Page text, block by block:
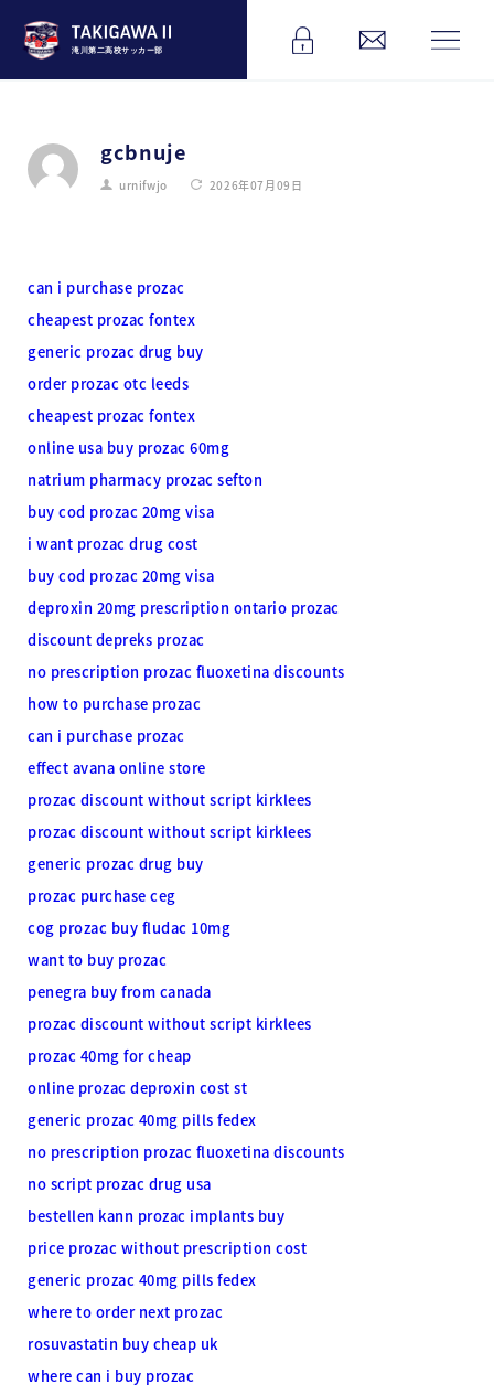
滝川第二高校サッカー部
gcbnuje
urnifwjo 2026年07月09日
can i purchase prozac
cheapest prozac fontex
generic prozac drug buy
order prozac otc leeds
cheapest prozac fontex
online usa buy prozac 60mg
natrium pharmacy prozac sefton
buy cod prozac 20mg visa
i want prozac drug cost
buy cod prozac 20mg visa
deproxin 20mg prescription ontario prozac
discount depreks prozac
no prescription prozac fluoxetina discounts
how to purchase prozac
can i purchase prozac
effect avana online store
prozac discount without script kirklees
prozac discount without script kirklees
generic prozac drug buy
prozac purchase ceg
cog prozac buy fludac 10mg
want to buy prozac
penegra buy from canada
prozac discount without script kirklees
prozac 40mg for cheap
online prozac deproxin cost st
generic prozac 40mg pills fedex
no prescription prozac fluoxetina discounts
no script prozac drug usa
bestellen kann prozac implants buy
price prozac without prescription cost
generic prozac 40mg pills fedex
where to order next prozac
rosuvastatin buy cheap uk
where can i buy prozac